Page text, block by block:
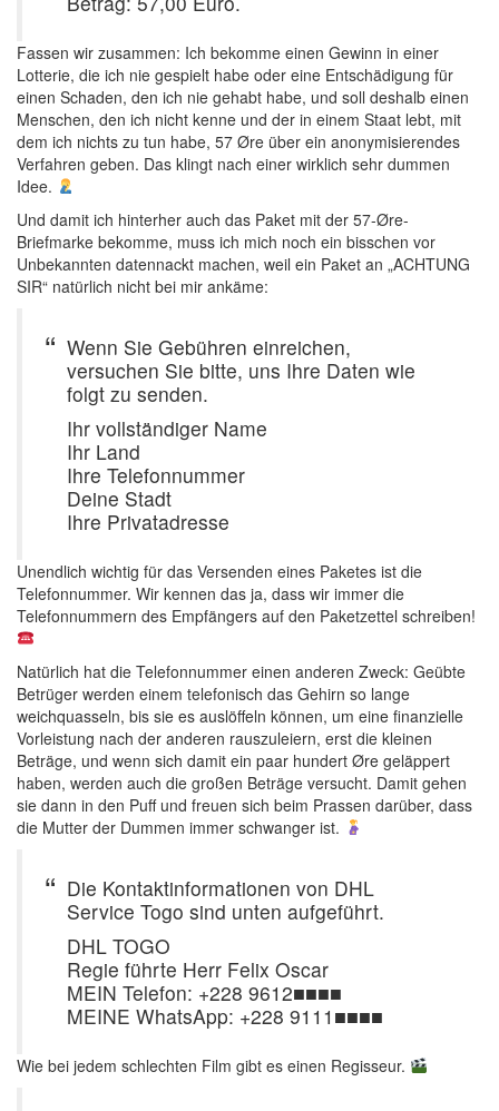
Fassen wir zusammen: Ich bekomme einen Gewinn in einer
Lotterie, die ich nie gespielt habe oder eine Entschädigung für
einen Schaden, den ich nie gehabt habe, und soll deshalb einen
Menschen, den ich nicht kenne und der in einem Staat lebt, mit
dem ich nichts zu tun habe, 57 Øre über ein anonymisierendes
Verfahren geben. Das klingt nach einer wirklich sehr dummen
Idee.
Und damit ich hinterher auch das Paket mit der 57-Øre-
Briefmarke bekomme, muss ich mich noch ein bisschen vor
Unbekannten datennackt machen, weil ein Paket an „ACHTUNG
SIR“ natürlich nicht bei mir ankäme:
Wenn Sie Gebühren einreichen,
versuchen Sie bitte, uns Ihre Daten wie
folgt zu senden.
Ihr vollständiger Name
Ihr Land
Ihre Telefonnummer
Deine Stadt
Ihre Privatadresse
Unendlich wichtig für das Versenden eines Paketes ist die
Telefonnummer. Wir kennen das ja, dass wir immer die
Telefonnummern des Empfängers auf den Paketzettel schreiben!
Natürlich hat die Telefonnummer einen anderen Zweck: Geübte
Betrüger werden einem telefonisch das Gehirn so lange
weichquasseln, bis sie es auslöffeln können, um eine finanzielle
Vorleistung nach der anderen rauszuleiern, erst die kleinen
Beträge, und wenn sich damit ein paar hundert Øre geläppert
haben, werden auch die großen Beträge versucht. Damit gehen
sie dann in den Puff und freuen sich beim Prassen darüber, dass
die Mutter der Dummen immer schwanger ist.
Die Kontaktinformationen von DHL
Service Togo sind unten aufgeführt.
DHL TOGO
Regie führte Herr Felix Oscar
MEIN Telefon: +228 9612■■■■
MEINE WhatsApp: +228 9111■■■■
Wie bei jedem schlechten Film gibt es einen Regisseur.